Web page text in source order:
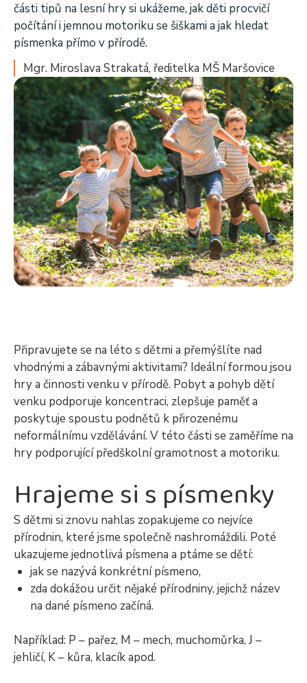
části tipů na lesní hry si ukážeme, jak děti procvičí
počítání i jemnou motoriku se šiškami a jak hledat
písmenka přímo v přírodě.
Mgr. Miroslava Strakatá, ředitelka MŠ Maršovice
Připravujete se na léto s dětmi a přemýšlíte nad
vhodnými a zábavnými aktivitami? Ideální formou jsou
hry a činnosti venku v přírodě. Pobyt a pohyb dětí
venku podporuje koncentraci, zlepšuje paměť a
poskytuje spoustu podnětů k přirozenému
neformálnímu vzdělávání. V této části se zaměříme na
hry podporující předškolní gramotnost a motoriku.
Hrajeme si s písmenky
S dětmi si znovu nahlas zopakujeme co nejvíce
přírodnin, které jsme společně nashromáždili. Poté
ukazujeme jednotlivá písmena a ptáme se dětí:
jak se nazývá konkrétní písmeno,
zda dokážou určit nějaké přírodniny, jejichž název
na dané písmeno začíná.
Například: P – pařez, M – mech, muchomůrka, J –
jehličí, K – kůra, klacík apod.